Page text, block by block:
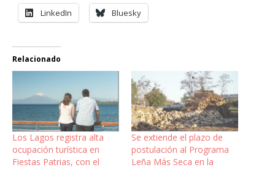
LinkedIn Bluesky
Relacionado
Los Lagos registra alta
ocupación turística en
Fiestas Patrias, con el
Se extiende el plazo de
postulación al Programa
Leña Más Seca en la